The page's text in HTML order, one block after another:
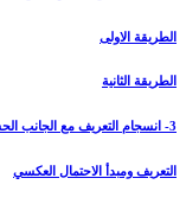
الطريقة الاولى
الطريقة الثانية
3- انسجام التعريف مع الجانب الحسابي من الاحتمال‏
التعريف ومبدأ الاحتمال العكسي